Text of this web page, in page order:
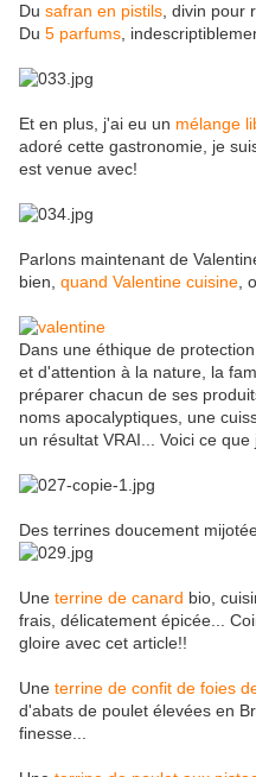
Du safran en pistils , divin
Du 5 parfums ,
Et en plus, j'ai eu un mélange
adoré cette gastronomie, je
est venue avec!
Parlons maintenant de
bien, quand Valentine cuisine ,
Dans une éthique de
et d'attention à la nature, la
préparer chacun de ses
noms apocalyptiques, une
un résultat VRAI... Voici ce
Des terrines doucement
Une terrine de canard bio,
frais, délicatement épicée...
gloire avec cet article!!
Une terrine de confit de foies
d'abats de poulet élevées en
finesse...